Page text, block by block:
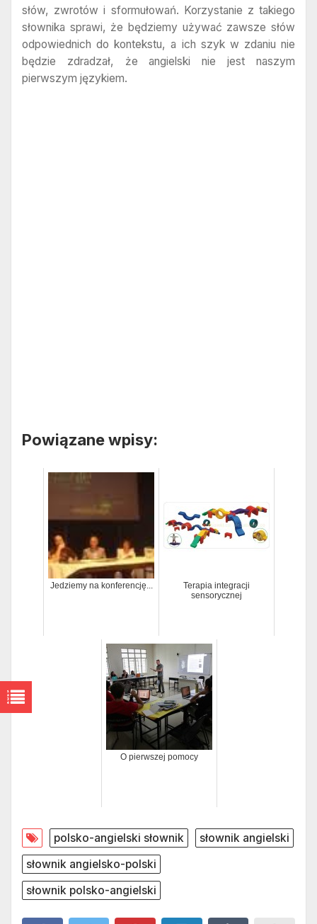
słów, zwrotów i sformułowań. Korzystanie z takiego
słownika sprawi, że będziemy używać zawsze słów
odpowiednich do kontekstu, a ich szyk w zdaniu nie
będzie zdradzał, że angielski nie jest naszym
pierwszym językiem.
Powiązane wpisy:
Jedziemy na konferencję...
Terapia integracji
sensorycznej
O pierwszej pomocy
polsko-angielski słownik
słownik angielski
słownik angielsko-polski
słownik polsko-angielski